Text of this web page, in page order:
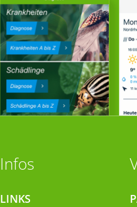
Infos
LINKS